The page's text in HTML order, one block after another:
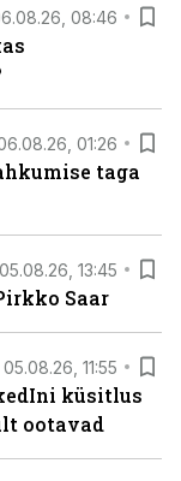
08:46
01:26
taga
05.08.26, 13:45
Saar
05.08.26, 11:55
küsitlus
ootavad